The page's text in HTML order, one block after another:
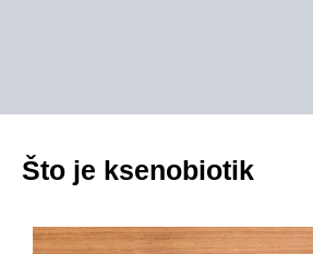
Što je ksenobiotik